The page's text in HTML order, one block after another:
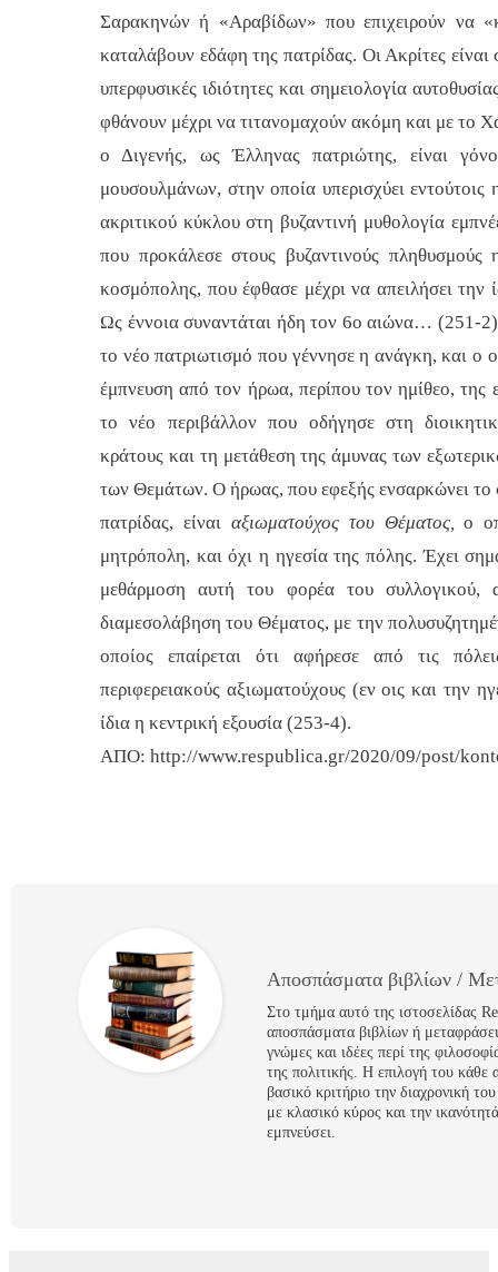
Σαρακηνών ή «Αραβίδων» που επιχειρούν να
καταλάβουν εδάφη της πατρίδας. Οι Ακρίτες
υπερφυσικές ιδιότητες και σημειολογία
φθάνουν μέχρι να τιτανομαχούν ακόμη και με το
ο Διγενής, ως Έλληνας πατριώτης, είναι
μουσουλμάνων, στην οποία υπερισχύει
ακριτικού κύκλου στη βυζαντινή μυθολογία
που προκάλεσε στους βυζαντινούς
κοσμόπολης, που έφθασε μέχρι να απειλήσει την
Ως έννοια συναντάται ήδη τον 6ο αιώνα… (251-
το νέο πατριωτισμό που γέννησε η ανάγκη, και ο
έμπνευση από τον ήρωα, περίπου τον ημίθεο, της
το νέο περιβάλλον που οδήγησε στη
κράτους και τη μετάθεση της άμυνας των
των Θεμάτων. Ο ήρωας, που εφεξής ενσαρκώνει το
πατρίδας, είναι αξιωματούχος του Θέματος,ο
μητρόπολη, και όχι η ηγεσία της πόλης. Έχει
μεθάρμοση αυτή του φορέα του
διαμεσολάβηση του Θέματος, με την
οποίος επαίρεται ότι αφήρεσε από τις
περιφερειακούς αξιωματούχους (εν οις και την
ίδια η κεντρική εξουσία (253-4).
ΑΠΟ: http://www.respublica.gr/2020/09/post/
Αποσπάσματα βιβλίων /
Στο τμήμα αυτό της ιστοσελίδας
αποσπάσματα βιβλίων ή
γνώμες και ιδέες περί της
της πολιτικής. Η επιλογή του κάθε
βασικό κριτήριο την διαχρονική
με κλασικό κύρος και την
εμπνεύσει.